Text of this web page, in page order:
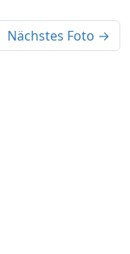
Nächstes Foto →